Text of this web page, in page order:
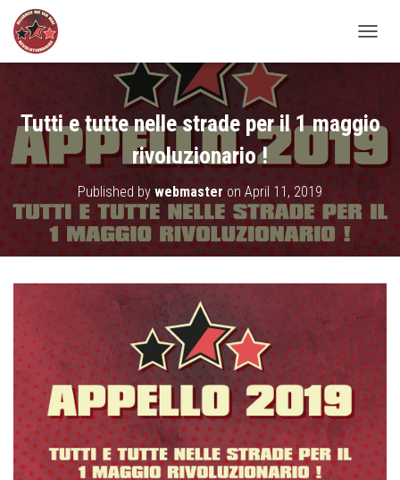
Tutti e tutte nelle strade per il 1 maggio
rivoluzionario !
Published bywebmaster on April 11, 2019